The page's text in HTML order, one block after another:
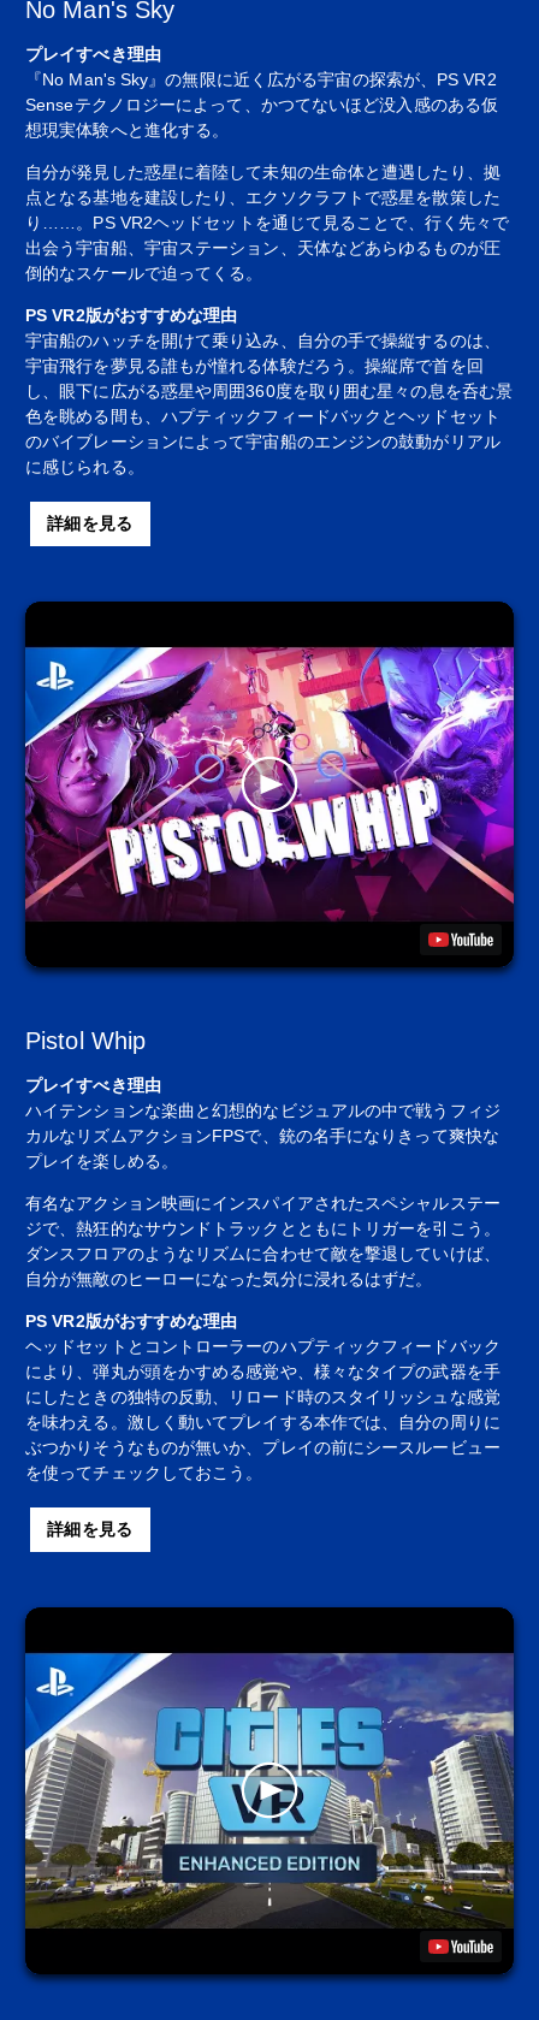
No Man's Sky
プレイすべき理由
『No Man's Sky』の無限に近く広がる宇宙の探索が、PS VR2
Senseテクノロジーによって、かつてないほど没入感のある仮
想現実体験へと進化する。
自分が発見した惑星に着陸して未知の生命体と遭遇したり、拠
点となる基地を建設したり、エクソクラフトで惑星を散策した
り……。PS VR2ヘッドセットを通じて見ることで、行く先々で
出会う宇宙船、宇宙ステーション、天体などあらゆるものが圧
倒的なスケールで迫ってくる。
PS VR2版がおすすめな理由
宇宙船のハッチを開けて乗り込み、自分の手で操縦するのは、
宇宙飛行を夢見る誰もが憧れる体験だろう。操縦席で首を回
し、眼下に広がる惑星や周囲360度を取り囲む星々の息を呑む景
色を眺める間も、ハプティックフィードバックとヘッドセット
のバイブレーションによって宇宙船のエンジンの鼓動がリアル
に感じられる。
詳細を見る
Pistol Whip
プレイすべき理由
ハイテンションな楽曲と幻想的なビジュアルの中で戦うフィジ
カルなリズムアクションFPSで、銃の名手になりきって爽快な
プレイを楽しめる。
有名なアクション映画にインスパイアされたスペシャルステー
ジで、熱狂的なサウンドトラックとともにトリガーを引こう。
ダンスフロアのようなリズムに合わせて敵を撃退していけば、
自分が無敵のヒーローになった気分に浸れるはずだ。
PS VR2版がおすすめな理由
ヘッドセットとコントローラーのハプティックフィードバック
により、弾丸が頭をかすめる感覚や、様々なタイプの武器を手
にしたときの独特の反動、リロード時のスタイリッシュな感覚
を味わえる。激しく動いてプレイする本作では、自分の周りに
ぶつかりそうなものが無いか、プレイの前にシースルービュー
を使ってチェックしておこう。
詳細を見る